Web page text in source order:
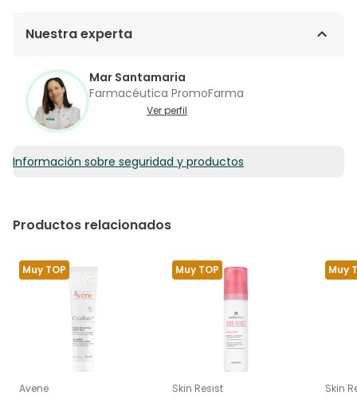
Nuestra experta
Mar Santamaria
Farmacéutica PromoFarma
Ver perfil
Información sobre seguridad y productos
Productos relacionados
Muy TOP
Avene
Muy TOP
Skin Resist
Muy
Skin